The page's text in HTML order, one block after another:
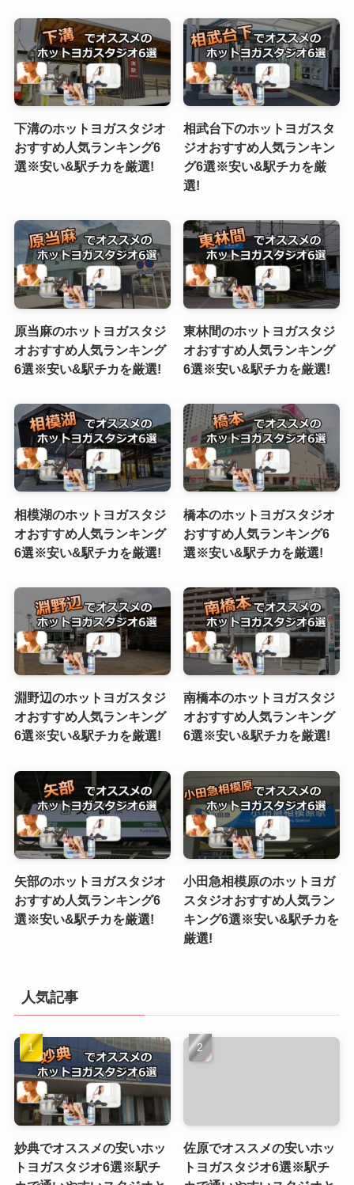
下溝のホットヨガスタジオ
おすすめ人気ランキング6
選※安い&駅チカを厳選!
相武台下のホットヨガスタ
ジオおすすめ人気ランキン
グ6選※安い&駅チカを厳
選!
原当麻のホットヨガスタジ
オおすすめ人気ランキング
6選※安い&駅チカを厳選!
東林間のホットヨガスタジ
オおすすめ人気ランキング
6選※安い&駅チカを厳選!
相模湖のホットヨガスタジ
オおすすめ人気ランキング
6選※安い&駅チカを厳選!
橋本のホットヨガスタジオ
おすすめ人気ランキング6
選※安い&駅チカを厳選!
淵野辺のホットヨガスタジ
オおすすめ人気ランキング
6選※安い&駅チカを厳選!
南橋本のホットヨガスタジ
オおすすめ人気ランキング
6選※安い&駅チカを厳選!
矢部のホットヨガスタジオ
おすすめ人気ランキング6
選※安い&駅チカを厳選!
小田急相模原のホットヨガ
スタジオおすすめ人気ラン
キング6選※安い&駅チカを
厳選!
人気記事
妙典でオススメの安いホッ
トヨガスタジオ6選※駅チ
佐原でオススメの安いホッ
トヨガスタジオ6選※駅チ